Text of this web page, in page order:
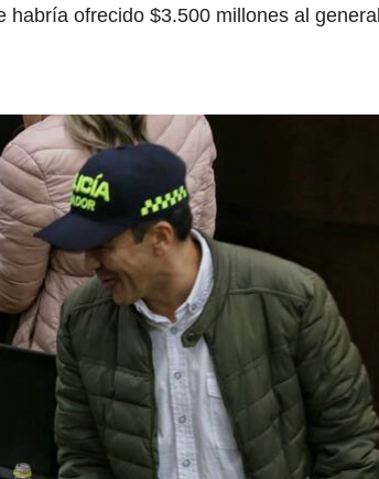
habría ofrecido $3.500 millones al